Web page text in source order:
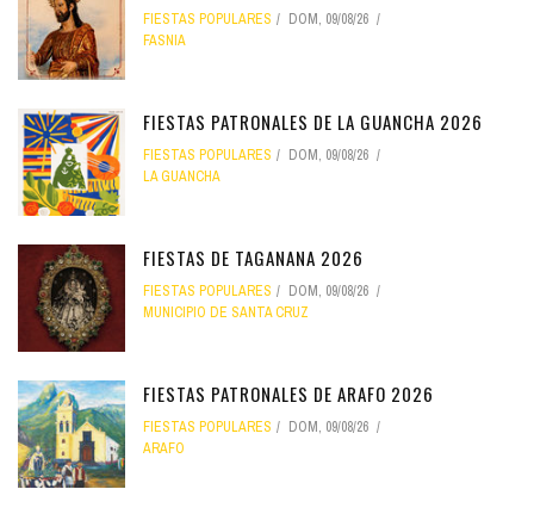
FIESTAS POPULARES
DOM, 09/08/26
FASNIA
FIESTAS PATRONALES DE LA GUANCHA 2026
FIESTAS POPULARES
DOM, 09/08/26
LA GUANCHA
FIESTAS DE TAGANANA 2026
FIESTAS POPULARES
DOM, 09/08/26
MUNICIPIO DE SANTA CRUZ
FIESTAS PATRONALES DE ARAFO 2026
FIESTAS POPULARES
DOM, 09/08/26
ARAFO